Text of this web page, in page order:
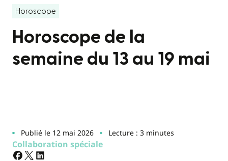
Horoscope
Horoscope de la
semaine du 13 au 19 mai
Publié le 12 mai 2026 Lecture : 3 minutes
Collaboration spéciale